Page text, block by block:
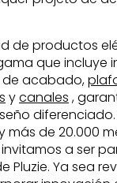
de productos
que incluye
de acabado,
ycanales ,
más de 20.000
a ser
Pluzie. Ya sea